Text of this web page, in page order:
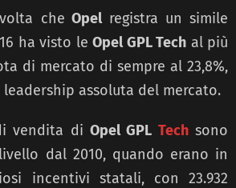
che Opelregistra un simile
ha visto leOpel GPL Tech al più
di mercato di sempre al 23,8%,
assoluta del mercato.
vendita di Opel GPL Techsono
dal 2010, quando erano in
incentivi statali, con 23.932